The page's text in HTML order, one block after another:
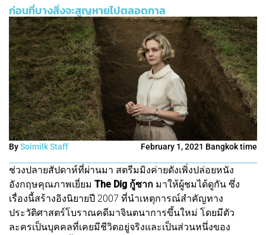
ก่อนที่บางสิ่งจะสูญหายไปตลอดกาล
BySoimilk Staff February 1, 2021 Bangkok time
ช่วงปลายสัปดาห์ที่ผ่านมา สตรีมมิงค่ายดังเพิ่งปล่อยหนัง
อังกฤษคุณภาพเยี่ยม The Dig กู้ซาก มาให้ผู้ชมได้ดูกัน ซึ่ง
เรื่องนี้สร้างอิงนิยายปี 2007 ที่นำเหตุการณ์สำคัญทาง
ประวัติศาสตร์โบราณคดีมาจินตนาการขึ้นใหม่ โดยมีตัว
ละครเป็นบุคคลที่เคยมีชีวิตอยู่จริงและเป็นส่วนหนึ่งของ